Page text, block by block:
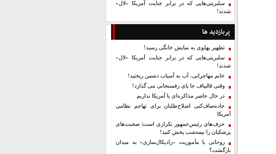
سلبریتی‌هایی که در برابر جنایت آمریکا «لال»
شدند!
پربازدید ها
تطهیر پهلوی به نمایش خانگی رسید!
سلبریتی‌هایی که در برابر جنایت آمریکا «لال»
شدند!
خانم مهاجرانی، آب به آسیاب دشمن ریختید!
وقتی قالیباف جا پای رفسنجانی می گذارد!
در حال حاضر مذاکره‌ای با آمریکا نداریم
جاده‌صاف‌کنی اصلاح‌طلبان برای تهاجم نظامی
آمریکا
حرف‌های رئیس‌جمهور تکراری است| صحبت‌های
پزشکیان را نیمه‌شب پخش کنید!
روحانی با مأموریت «رادیکال‌سازی» به میدان
بازگشت؟